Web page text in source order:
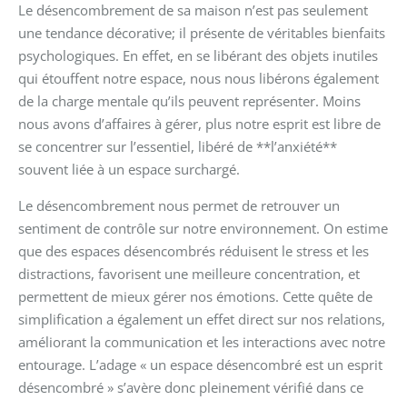
Le désencombrement de sa maison n’est pas seulement
une tendance décorative; il présente de véritables bienfaits
psychologiques. En effet, en se libérant des objets inutiles
qui étouffent notre espace, nous nous libérons également
de la charge mentale qu’ils peuvent représenter. Moins
nous avons d’affaires à gérer, plus notre esprit est libre de
se concentrer sur l’essentiel, libéré de **l’anxiété**
souvent liée à un espace surchargé.
Le désencombrement nous permet de retrouver un
sentiment de contrôle sur notre environnement. On estime
que des espaces désencombrés réduisent le stress et les
distractions, favorisent une meilleure concentration, et
permettent de mieux gérer nos émotions. Cette quête de
simplification a également un effet direct sur nos relations,
améliorant la communication et les interactions avec notre
entourage. L’adage « un espace désencombré est un esprit
désencombré » s’avère donc pleinement vérifié dans ce